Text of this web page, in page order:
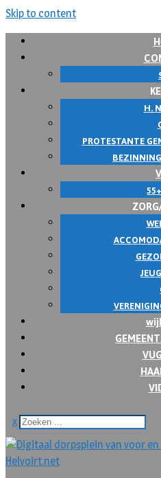
Skip to content
H.
PROTESTANTE
x